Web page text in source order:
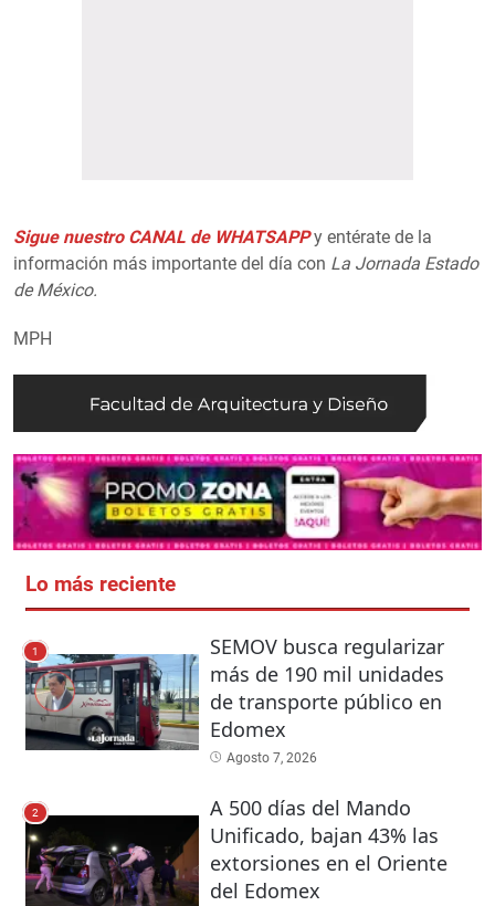
Sigue nuestro CANAL de WHATSAPP y entérate de la
información más importante del día con La Jornada Estado
de México.
MPH
Lo más reciente
1
SEMOV busca regularizar
más de 190 mil unidades
de transporte público en
Edomex
Agosto 7, 2026
2
A 500 días del Mando
Unificado, bajan 43% las
extorsiones en el Oriente
del Edomex